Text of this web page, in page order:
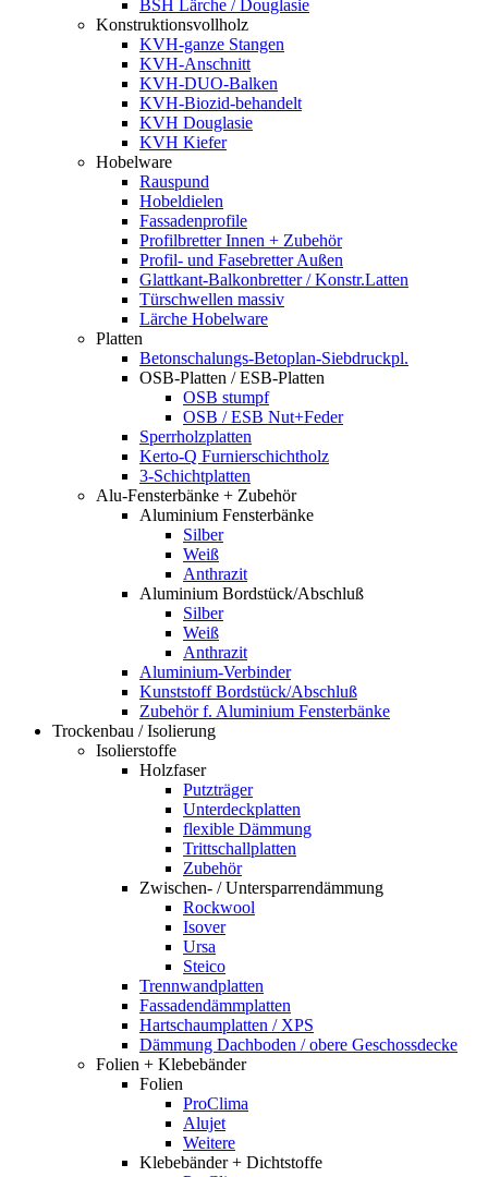
BSH Lärche / Douglasie
Konstruktionsvollholz
KVH-ganze Stangen
KVH-Anschnitt
KVH-DUO-Balken
KVH-Biozid-behandelt
KVH Douglasie
KVH Kiefer
Hobelware
Rauspund
Hobeldielen
Fassadenprofile
Profilbretter Innen + Zubehör
Profil- und Fasebretter Außen
Glattkant-Balkonbretter / Konstr.Latten
Türschwellen massiv
Lärche Hobelware
Platten
Betonschalungs-Betoplan-Siebdruckpl.
OSB-Platten / ESB-Platten
OSB stumpf
OSB / ESB Nut+Feder
Sperrholzplatten
Kerto-Q Furnierschichtholz
3-Schichtplatten
Alu-Fensterbänke + Zubehör
Aluminium Fensterbänke
Silber
Weiß
Anthrazit
Aluminium Bordstück/Abschluß
Silber
Weiß
Anthrazit
Aluminium-Verbinder
Kunststoff Bordstück/Abschluß
Zubehör f. Aluminium Fensterbänke
Trockenbau / Isolierung
Isolierstoffe
Holzfaser
Putzträger
Unterdeckplatten
flexible Dämmung
Trittschallplatten
Zubehör
Zwischen- / Untersparrendämmung
Rockwool
Isover
Ursa
Steico
Trennwandplatten
Fassadendämmplatten
Hartschaumplatten / XPS
Dämmung Dachboden / obere Geschossdecke
Folien + Klebebänder
Folien
ProClima
Alujet
Weitere
Klebebänder + Dichtstoffe